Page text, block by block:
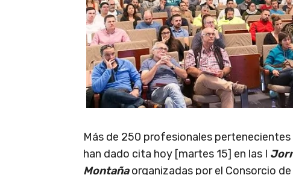
Más de 250 profesionales
han dado cita hoy [martes 15] en las I
Montañaorganizadas por el Consorcio